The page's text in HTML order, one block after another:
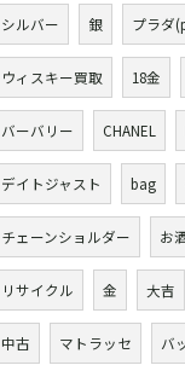
シルバー 銀 プラダ
ウィスキー買取 18金
バーバリー CHANEL
デイトジャスト bag
チェーンショルダー お
リサイクル 金 大吉
中古 マトラッセ バ